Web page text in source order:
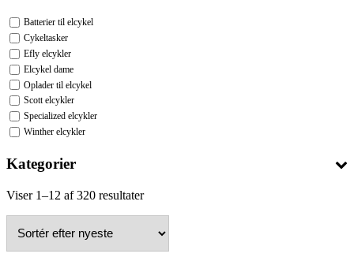
Batterier til elcykel
Cykeltasker
Efly elcykler
Elcykel dame
Oplader til elcykel
Scott elcykler
Specialized elcykler
Winther elcykler
Kategorier
Viser 1–12 af 320 resultaterSorteret